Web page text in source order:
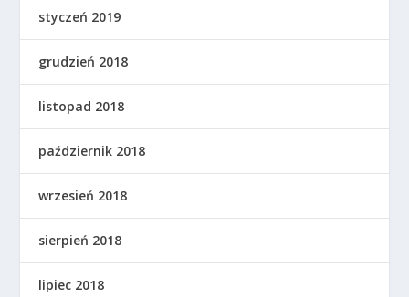
styczeń 2019
grudzień 2018
listopad 2018
październik 2018
wrzesień 2018
sierpień 2018
lipiec 2018